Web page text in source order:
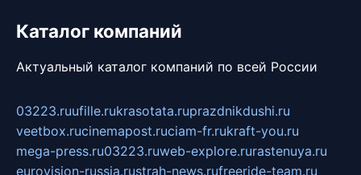
Каталог компаний
Актуальный каталог компаний по всей России
03223.ruufille.rukrasotata.ruprazdnikdushi.ru
veetbox.rucinemapost.ruciam-fr.rukraft-you.ru
mega-press.ru03223.ruweb-explore.rurastenuya.ru
eurovision-russia.rustrah-news.rufreeride-team.ru